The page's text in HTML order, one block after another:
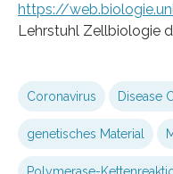
https://
Lehrstuhl Zellbiologie
Coronavirus Disease
genetisches Material